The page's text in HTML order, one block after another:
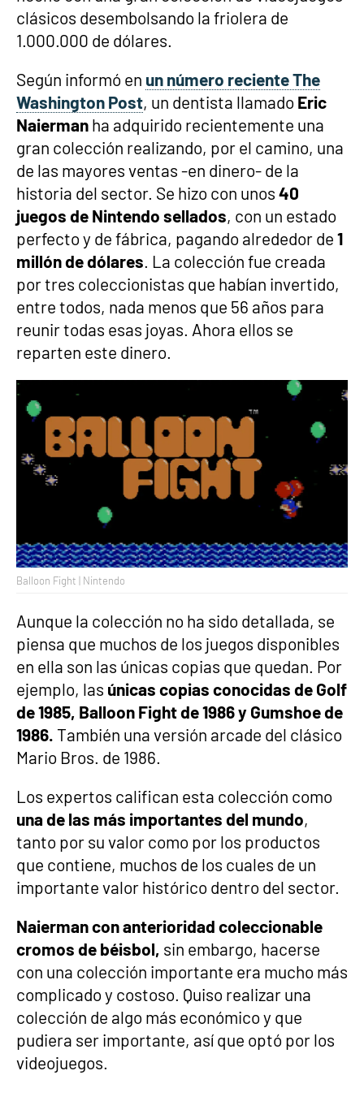
clásicos desembolsando la friolera de
1.000.000 de dólares.
Según informó en un número reciente The
Washington Post, un dentista llamado Eric
Naierman ha adquirido recientemente una
gran colección realizando, por el camino, una
de las mayores ventas -en dinero- de la
historia del sector. Se hizo con unos 40
juegos de Nintendo sellados, con un estado
perfecto y de fábrica, pagando alrededor de 1
millón de dólares. La colección fue creada
por tres coleccionistas que habían invertido,
entre todos, nada menos que 56 años para
reunir todas esas joyas. Ahora ellos se
reparten este dinero.
Balloon Fight | Nintendo
Aunque la colección no ha sido detallada, se
piensa que muchos de los juegos disponibles
en ella son las únicas copias que quedan. Por
ejemplo, las únicas copias conocidas de Golf
de 1985, Balloon Fight de 1986 y Gumshoe de
1986. También una versión arcade del clásico
Mario Bros. de 1986.
Los expertos califican esta colección como
una de las más importantes del mundo,
tanto por su valor como por los productos
que contiene, muchos de los cuales de un
importante valor histórico dentro del sector.
Naierman con anterioridad coleccionable
cromos de béisbol, sin embargo, hacerse
con una colección importante era mucho más
complicado y costoso. Quiso realizar una
colección de algo más económico y que
pudiera ser importante, así que optó por los
videojuegos.